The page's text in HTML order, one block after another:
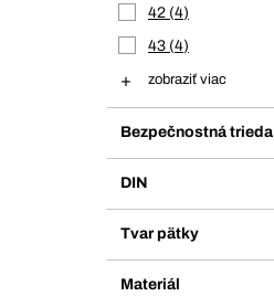
42 4
43 4
zobraziť viac
Bezpečnostná trieda
DIN
Tvar pätky
Materiál